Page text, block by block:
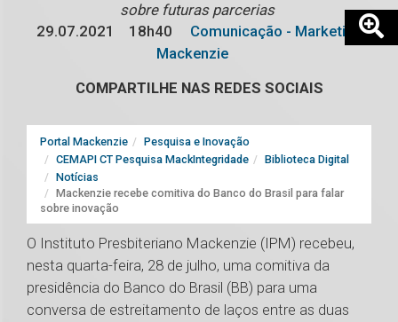
sobre futuras parcerias
29.07.2021
18h40
Comunicação - Marketing
Mackenzie
COMPARTILHE NAS REDES SOCIAIS
Portal Mackenzie
Pesquisa e Inovação
CEMAPI CT Pesquisa MackIntegridade
Biblioteca Digital
Notícias
Mackenzie recebe comitiva do Banco do Brasil para falar
sobre inovação
O Instituto Presbiteriano Mackenzie (IPM) recebeu,
nesta quarta-feira, 28 de julho, uma comitiva da
presidência do Banco do Brasil (BB) para uma
conversa de estreitamento de laços entre as duas